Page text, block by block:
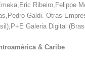
Ribeiro,Felippe
Galdi. Otras
Galeria Digital
& Caribe